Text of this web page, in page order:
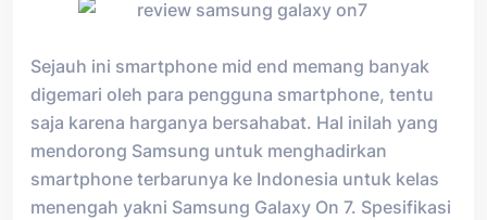
Sejauh ini smartphone mid end memang banyak
digemari oleh para pengguna smartphone, tentu
saja karena harganya bersahabat. Hal inilah yang
mendorong Samsung untuk menghadirkan
smartphone terbarunya ke Indonesia untuk kelas
menengah yakni Samsung Galaxy On 7. Spesifikasi